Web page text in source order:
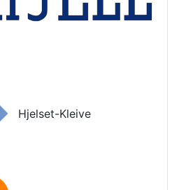
Hjelset-Kleive